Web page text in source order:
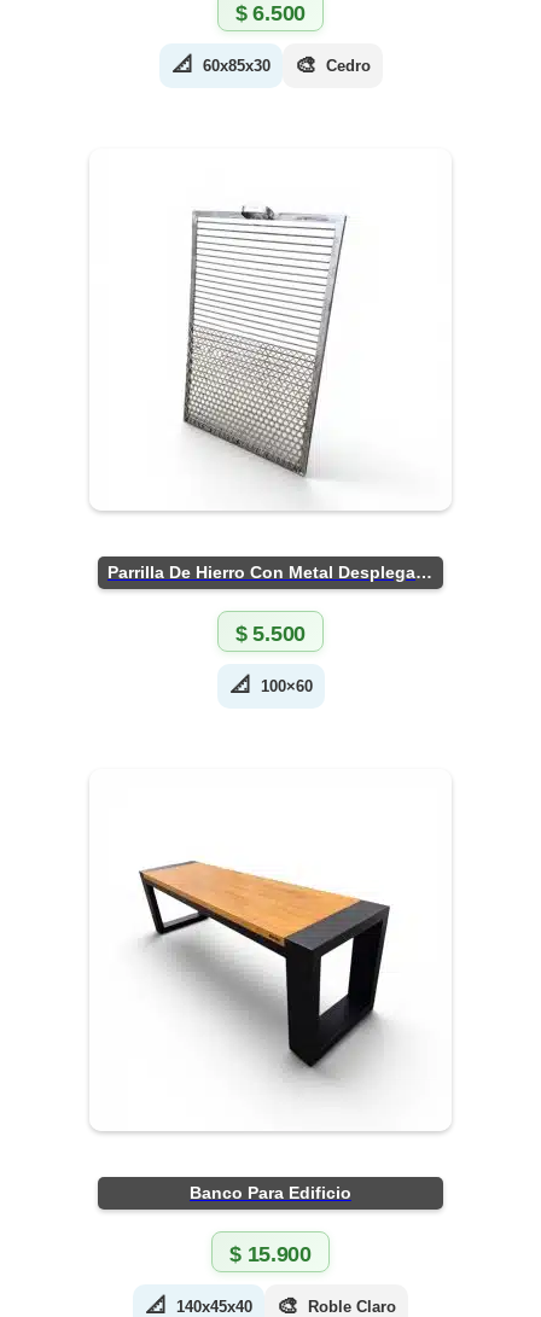
$6.500
📐 60x85x30 🎨 Cedro
Parrilla De Hierro Con Metal Desplegado
$5.500
📐 100×60
Banco Para Edificio
$15.900
📐 140x45x40 🎨 Roble Claro